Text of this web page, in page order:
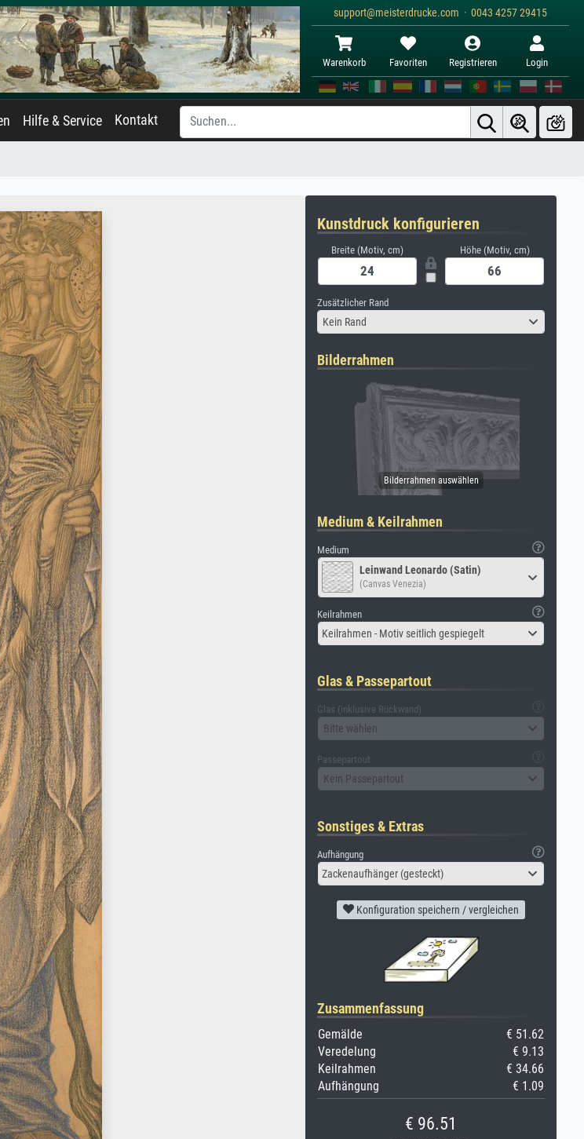
support@meisterdrucke.com · 0043 4257 29415
Warenkorb Favoriten Registrieren Login
Hilfe & Service Kontakt
Kunstdruck konfigurieren
Breite (Motiv, cm) Höhe (Motiv, cm)
Zusätzlicher Rand
Kein Rand
Bilderrahmen
Medium & Keilrahmen
Medium
Leinwand Leonardo (Satin)
(Canvas Venezia)
Keilrahmen
Keilrahmen - Motiv seitlich gespiegelt
Glas & Passepartout
Glas (inklusive Rückwand)
Bitte wählen
Passepartout
Kein Passepartout
Sonstiges & Extras
Aufhängung
Zackenaufhänger (gesteckt)
Konfiguration speichern / vergleichen
Zusammenfassung
Gemälde
€ 51.62
Veredelung
€ 9.13
Keilrahmen
€ 34.66
Aufhängung
€ 1.09
€ 96.51